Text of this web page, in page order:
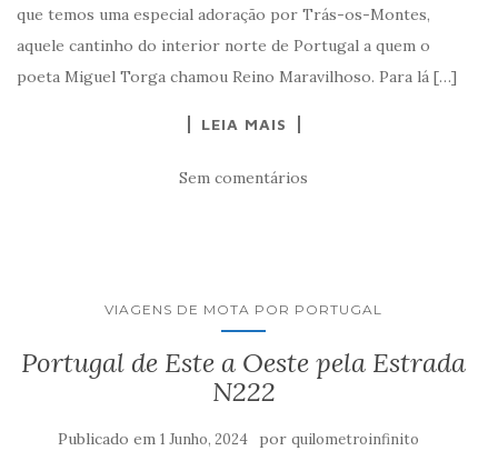
que temos uma especial adoração por Trás-os-Montes,
aquele cantinho do interior norte de Portugal a quem o
poeta Miguel Torga chamou Reino Maravilhoso. Para lá […]
LEIA MAIS
Sem comentários
VIAGENS DE MOTA POR PORTUGAL
Portugal de Este a Oeste pela Estrada
N222
Publicado em 1 Junho, 2024 por quilometroinfinito